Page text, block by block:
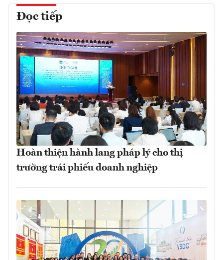
Đọc tiếp
Hoàn thiện hành lang pháp lý cho thị
trường trái phiếu doanh nghiệp